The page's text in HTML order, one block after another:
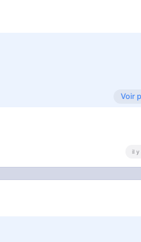
jours la dose j'aurais plus
Voir
il y